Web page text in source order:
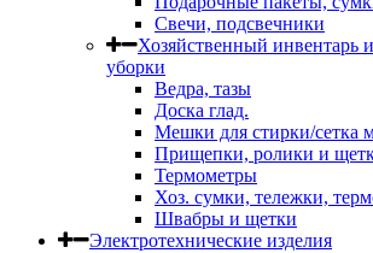
Свечи, подсвечники
Хозяйственный инвентарь
уборки
Ведра, тазы
Доска глад.
Мешки для стирки/сетка
Прищепки, ролики и
Термометры
Хоз. сумки, тележки,
Швабры и щетки
Электротехнические изделия